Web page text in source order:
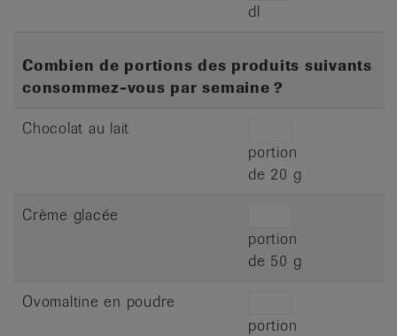
dl
Combien de portions des produits suivants
consommez-vous par semaine ?
Chocolat au lait
portion
de 20 g
Crème glacée
portion
de 50 g
Ovomaltine en poudre
portion